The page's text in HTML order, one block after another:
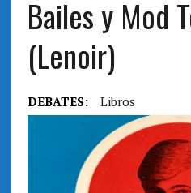
Bailes y Mod
(Lenoir)
DEBATES: Libros